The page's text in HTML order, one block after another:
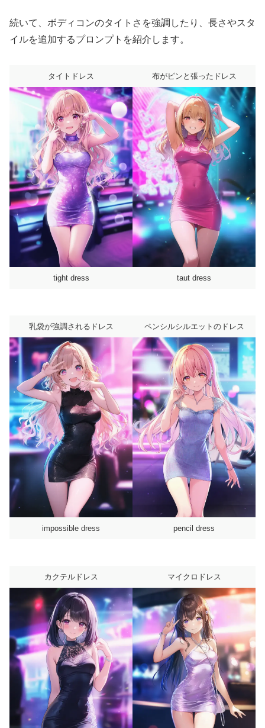
続いて、ボディコンのタイトさを強調したり、長さやスタ
イルを追加するプロンプトを紹介します。
タイトドレス
tight dress
布がピンと張ったドレス
taut dress
乳袋が強調されるドレス
impossible dress
ペンシルシルエットのドレス
pencil dress
カクテルドレス マイクロドレス